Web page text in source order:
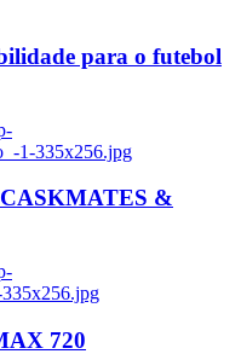
para o futebol
1-335x256.jpg
&
720